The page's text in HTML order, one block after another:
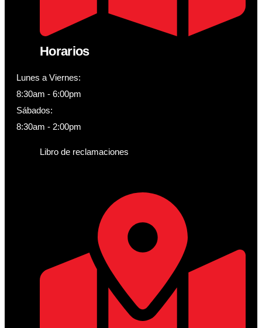
Horarios
Lunes a Viernes:
8:30am - 6:00pm
Sábados:
8:30am - 2:00pm
Libro de reclamaciones